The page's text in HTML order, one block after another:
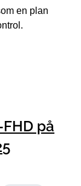
en plan
på